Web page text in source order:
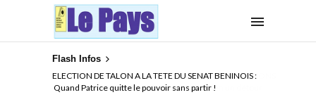
Flash Infos
ELECTION DE TALON A LA TETE DU SENAT BENINOIS :
Quand Patrice quitte le pouvoir sans partir !